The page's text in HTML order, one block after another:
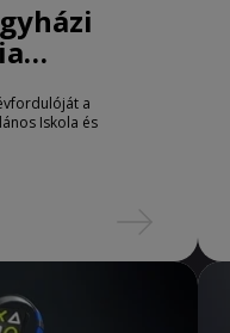
a
Iskola és